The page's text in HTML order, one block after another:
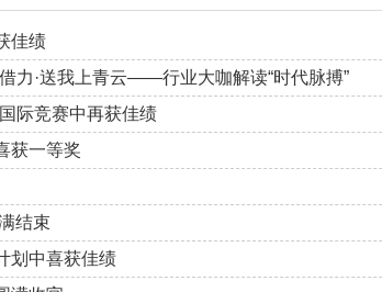
佳绩
力·送我上青云——行业大咖解读“时代脉搏”
际竞赛中再获佳绩
获一等奖
结束
划中喜获佳绩